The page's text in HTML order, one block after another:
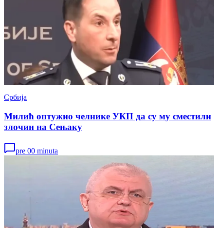
Србија
Милић оптужио челнике УКП да су му сместили
злочин на Сењаку
pre 00 minuta